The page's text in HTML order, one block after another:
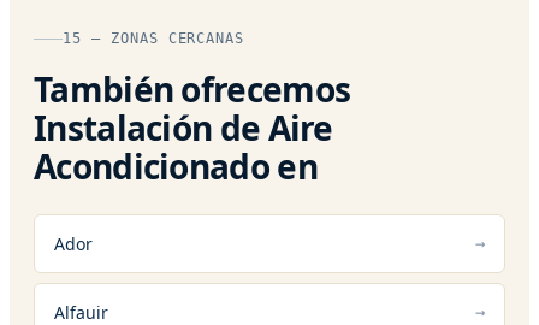
15 — ZONAS CERCANAS
También ofrecemos
Instalación de Aire
Acondicionado en
Ador
Alfauir